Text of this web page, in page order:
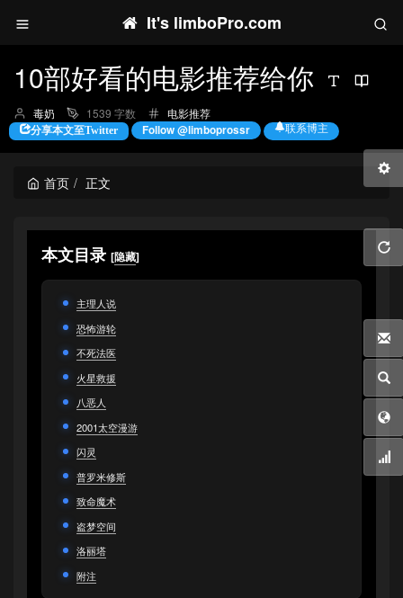
It's limboPro.com
10部好看的电影推荐给你
博
主：
毒奶 1539 字数
分
类：
电影推荐
分享本文至Twitter Follow @limboprossr 联系博主
首页 正文
本文目录 [隐藏]
主理人说
恐怖游轮
不死法医
火星救援
八恶人
2001太空漫游
闪灵
普罗米修斯
致命魔术
盗梦空间
洛丽塔
附注